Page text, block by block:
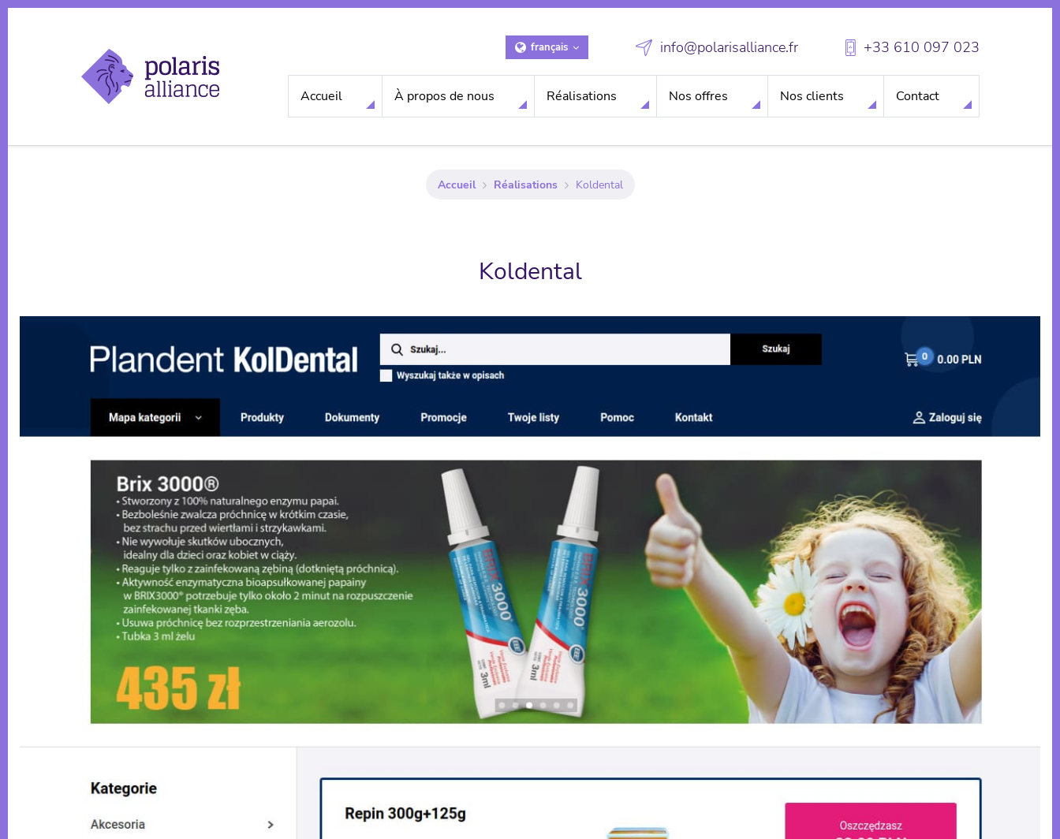
français info@polarisalliance.fr +33 610 097 023
Accueil À propos de nous Réalisations Nos offres Nos clients Contact
Accueil Réalisations Koldental
Koldental